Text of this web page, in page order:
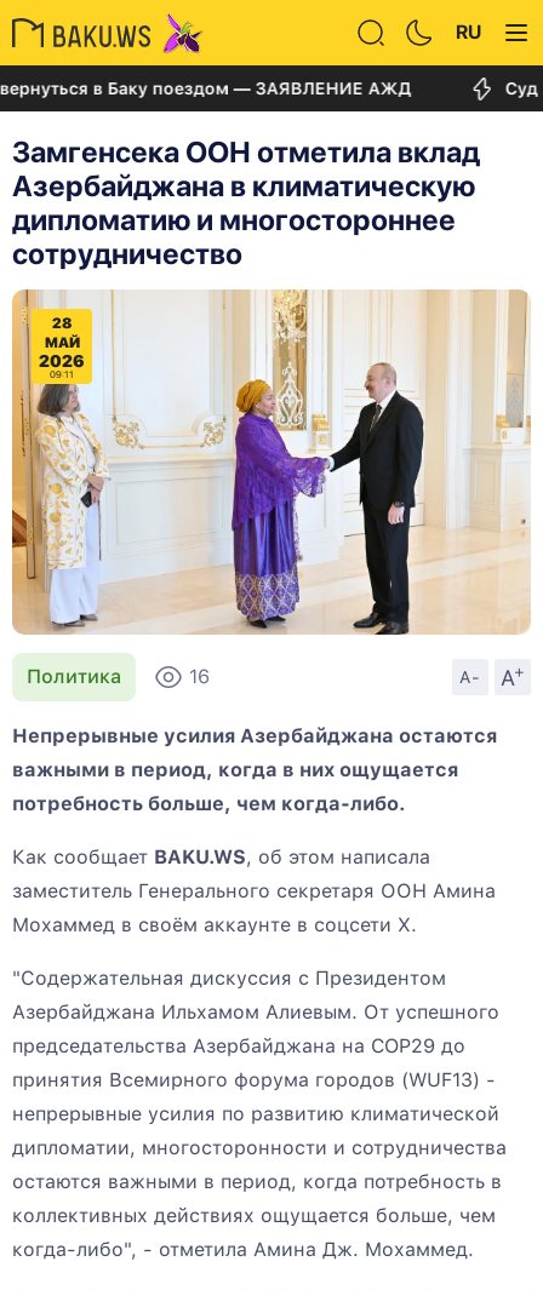
RU
в Баку поездом — ЗАЯВЛЕНИЕ АЖД Суд по
Замгенсека ООН отметила вклад
Азербайджана в климатическую
дипломатию и многостороннее
сотрудничество
28
МАЙ
2026
09:11
Политика 16 A- A
+
Непрерывные усилия Азербайджана остаются
важными в период, когда в них ощущается
потребность больше, чем когда-либо.
Как сообщает BAKU.WS, об этом написала
заместитель Генерального секретаря ООН Амина
Мохаммед в своём аккаунте в соцсети X.
"Содержательная дискуссия с Президентом
Азербайджана Ильхамом Алиевым. От успешного
председательства Азербайджана на COP29 до
принятия Всемирного форума городов (WUF13) -
непрерывные усилия по развитию климатической
дипломатии, многосторонности и сотрудничества
остаются важными в период, когда потребность в
коллективных действиях ощущается больше, чем
когда-либо", - отметила Амина Дж. Мохаммед.